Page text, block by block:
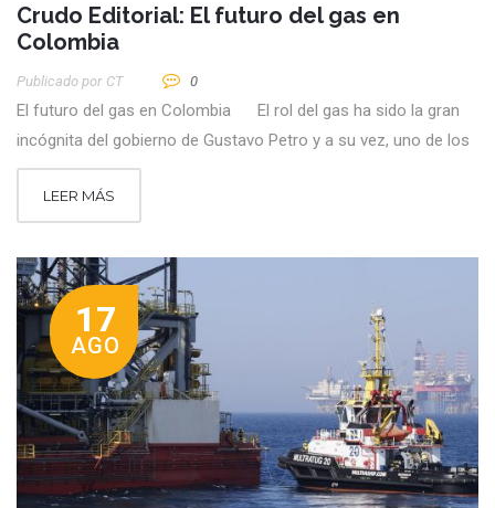
Crudo Editorial: El futuro del gas en
Colombia
Publicado por CT 0
El futuro del gas en Colombia El rol del gas ha sido la gran
incógnita del gobierno de Gustavo Petro y a su vez, uno de los
LEER MÁS
17
AGO